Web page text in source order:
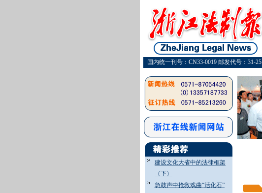
国内统一刊号：CN33-0019 邮发代号：31-25
建设文化大省中的法律框架
（下）
急鼓声中抢救戏曲“活化石”